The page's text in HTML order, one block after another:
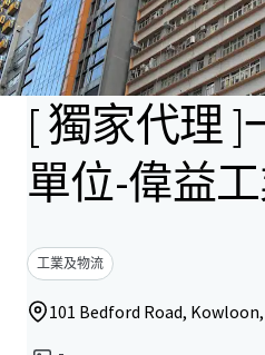
[ 獨家代理 ]
單位-偉益
工業及物流
101 Bedford Road,